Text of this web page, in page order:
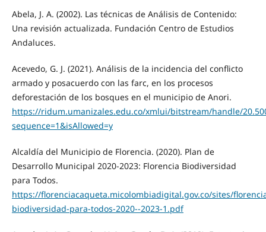
Abela, J. A. (2002). Las técnicas de Análisis de Contenido:
Una revisión actualizada. Fundación Centro de Estudios
Andaluces.
Acevedo, G. J. (2021). Análisis de la incidencia del conflicto
armado y posacuerdo con las farc, en los procesos
deforestación de los bosques en el municipio de Anori.
https://ridum.umanizales.edu.co/xmlui/bitstream/handle/
sequence=1&isAllowed=y
Alcaldía del Municipio de Florencia. (2020). Plan de
Desarrollo Municipal 2020-2023: Florencia Biodiversidad
para Todos.
https://florenciacaqueta.micolombiadigital.gov.co/sites/
biodiversidad-para-todos-2020--2023-1.pdf